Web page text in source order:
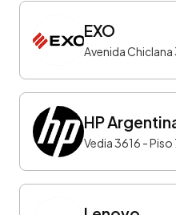
EXO
Avenida
HP
Vedia 3616 - Piso